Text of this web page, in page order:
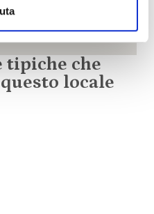
tipiche che
locale